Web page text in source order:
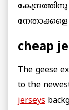
നേതാക്കളെ
cheap
The geese
to the
jerseys